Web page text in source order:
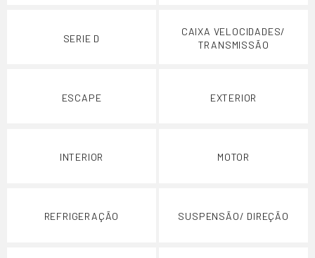
SERIE D
CAIXA VELOCIDADES/
TRANSMISSÃO
ESCAPE EXTERIOR
INTERIOR MOTOR
REFRIGERAÇÃO SUSPENSÃO/ DIREÇÃO